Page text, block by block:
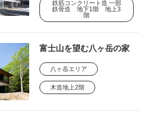
鉄筋コンクリート造 一部
鉄骨造 地下1階 地上3
階
富士山を望む八ヶ岳の家
八ヶ岳エリア
木造地上2階